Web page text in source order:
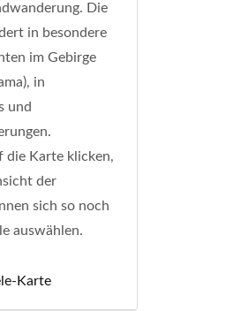
Die
in besondere
im Gebirge
in
und
die Karte klicken,
der
sich so noch
auswählen.